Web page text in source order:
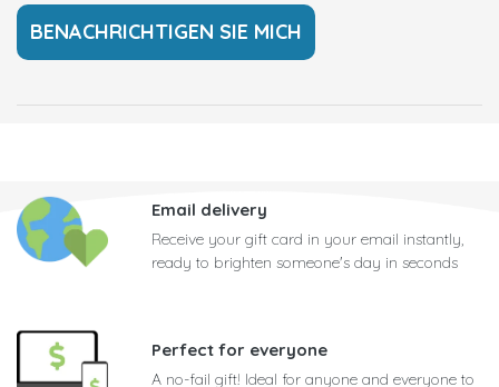
Email delivery
Receive your gift card in your email instantly,
ready to brighten someone's day in seconds
Perfect for everyone
A no-fail gift! Ideal for anyone and everyone to